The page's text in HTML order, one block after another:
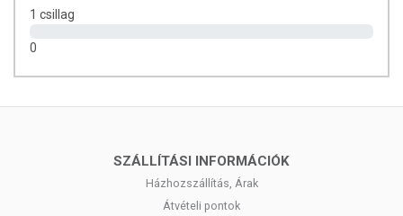
1 csillag
0
SZÁLLÍTÁSI INFORMÁCIÓK
Házhozszállítás, Árak
Átvételi pontok